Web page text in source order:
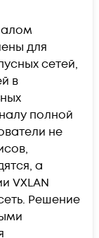
для
сетей,
в
полной
не
а
VXLAN
Решение